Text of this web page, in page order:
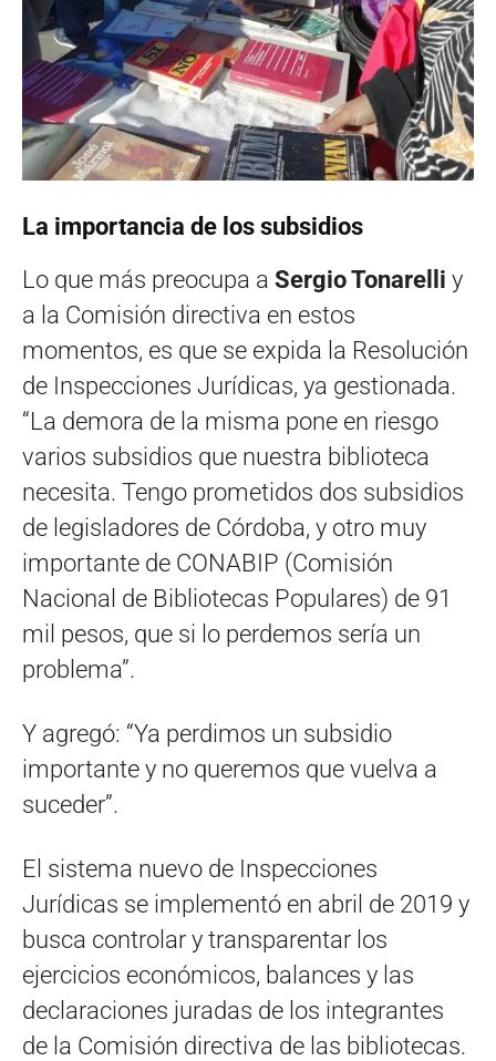
La importancia de los subsidios
Lo que más preocupa a Sergio Tonarelli y
a la Comisión directiva en estos
momentos, es que se expida la Resolución
de Inspecciones Jurídicas, ya gestionada.
“La demora de la misma pone en riesgo
varios subsidios que nuestra biblioteca
necesita. Tengo prometidos dos subsidios
de legisladores de Córdoba, y otro muy
importante de CONABIP (Comisión
Nacional de Bibliotecas Populares) de 91
mil pesos, que si lo perdemos sería un
problema”.
Y agregó: “Ya perdimos un subsidio
importante y no queremos que vuelva a
suceder”.
El sistema nuevo de Inspecciones
Jurídicas se implementó en abril de 2019 y
busca controlar y transparentar los
ejercicios económicos, balances y las
declaraciones juradas de los integrantes
de la Comisión directiva de las bibliotecas.